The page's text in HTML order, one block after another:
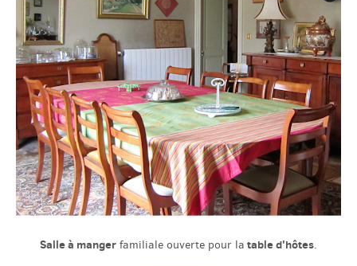
Salle à manger familiale ouverte pour la table d'hôtes.